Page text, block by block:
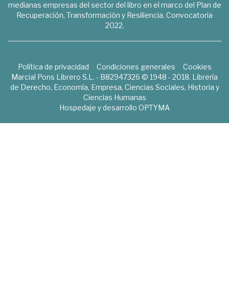
medianas empresas del sector del libro en el marco del Plan de
Recuperación, Transformación y Resiliencia. Convocatoria
2022.
Política de privacidad Condiciones generales
Cookies
Marcial Pons Librero S.L. - B82947326 © 1948 - 2018. Librería
de Derecho, Economía, Empresa, Ciencias Sociales, Historia y
Ciencias Humanas
Hospedaje y desarrollo OPTYMA